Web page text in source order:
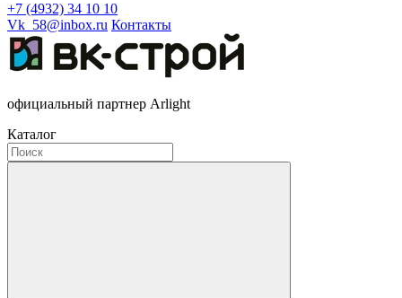
+7 (4932) 34 10 10
Vk_58@inbox.ru Контакты
официальный партнер Arlight
Каталог